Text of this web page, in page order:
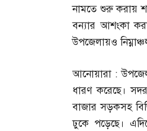
নামতে শুরু করায়
বন্যার আশংকা
উপজেলায়ও
আনোয়ারা :
ধারণ করেছে।
বাজার সড়কসহ
ঢুকে পড়েছে।